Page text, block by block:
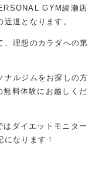
GYM綾瀬店
道となります。
、理想のカラダへの第
ナルジムをお探しの方
料体験にお越しくだ
ダイエットモニター
なります！